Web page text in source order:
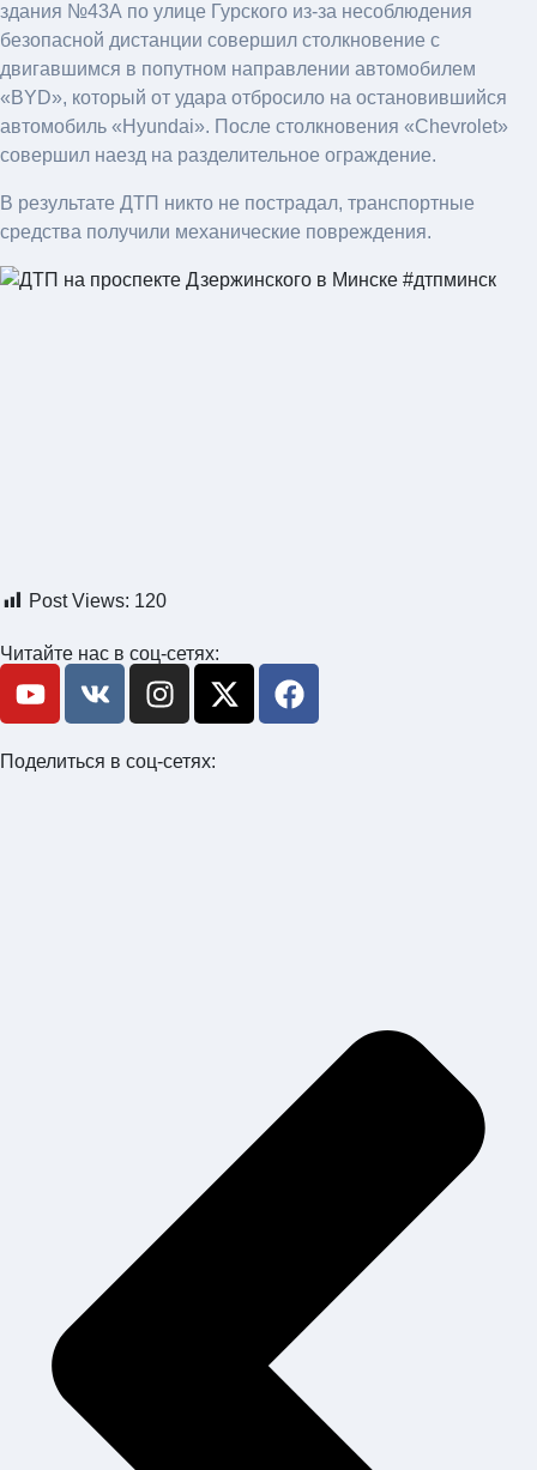
здания №43А по улице Гурского из-за несоблюдения
безопасной дистанции совершил столкновение с
двигавшимся в попутном направлении автомобилем
«BYD», который от удара отбросило на остановившийся
автомобиль «Hyundai». После столкновения «Chevrolet»
совершил наезд на разделительное ограждение.
В результате ДТП никто не пострадал, транспортные
средства получили механические повреждения.
Post Views: 120
Читайте нас в соц-сетях:
Поделиться в соц-сетях: